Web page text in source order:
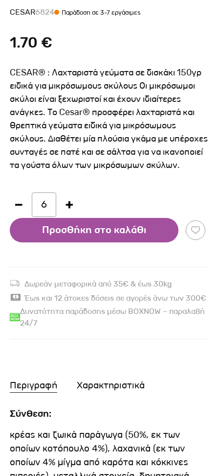
CESAR6824 Παράδοση σε 3-7 εργάσιμες
1.70 €
CESAR® : Λαχταριστά γεύματα σε δισκάκι 150γρ
ειδικά για μικρόσωμους σκύλους Οι μικρόσωμοι
σκύλοι είναι ξεχωριστοί και έχουν ιδιαίτερες
ανάγκες. Το Cesar® προσφέρει λαχταριστά και
θρεπτικά γεύματα ειδικά για μικρόσωμους
σκύλους. Διαθέτει μία πλούσια γκάμα με υπέροχες
συνταγές σε πατέ και σε σάλτσα για να ικανοποιεί
τα γούστα όλων των μικρόσωμων σκύλων.
6
Προσθήκη στο καλάθι
Δωρεάν μεταφορικά από 35€ & έως 30kg
Έως και 12 άτοκες δόσεις σε αγορές άνω των 300€
Δυνατότητα παράδοσης μέσω BOXNOW – παραλαβή
24/7
Περιγραφή Χαρακτηριστικά
Σύνθεση:
κρέας και ζωικά παράγωγα (50%, εκ των
οποίων κοτόπουλο 4%), λαχανικά (εκ των
οποίων 4% μίγμα από καρότα και κόκκινες